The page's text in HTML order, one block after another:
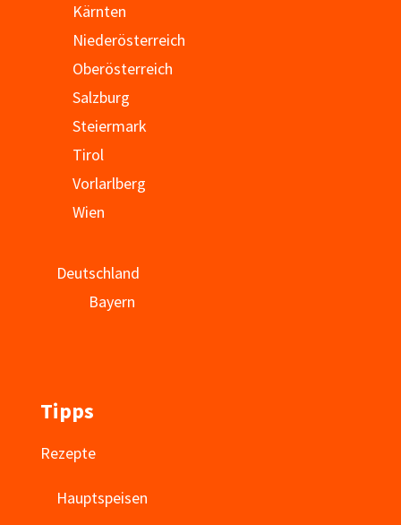
Kärnten
Niederösterreich
Oberösterreich
Salzburg
Steiermark
Tirol
Vorlarlberg
Wien
Deutschland
Bayern
Tipps
Rezepte
Hauptspeisen